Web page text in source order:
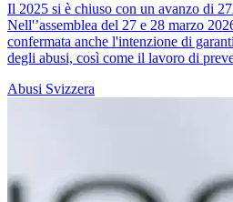
Il 2025 si è chiuso con un avanzo di
Nell'’assemblea del 27 e 28 marzo
confermata anche l'intenzione di
degli abusi, così come il lavoro di
Abusi Svizzera